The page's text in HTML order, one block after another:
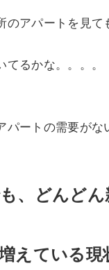
のアパートを見て
てるかな。。。。
パートの需要がな
、どんどん
えている現